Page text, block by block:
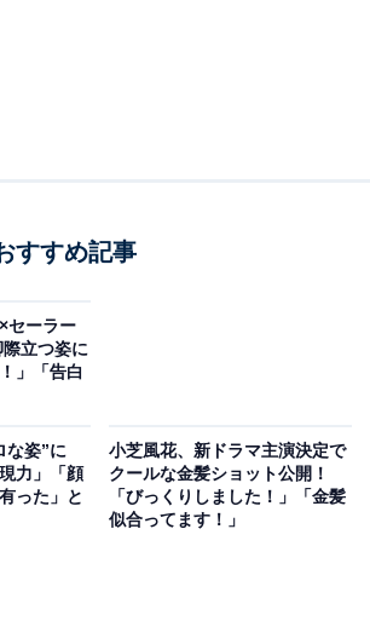
すすめ記事
セーラー
立つ姿に
」「告白
な姿”に
力」「顔
った」と
小芝風花、新ドラマ主演決定で
クールな金髪ショット公開！
「びっくりしました！」「金髪
似合ってます！」